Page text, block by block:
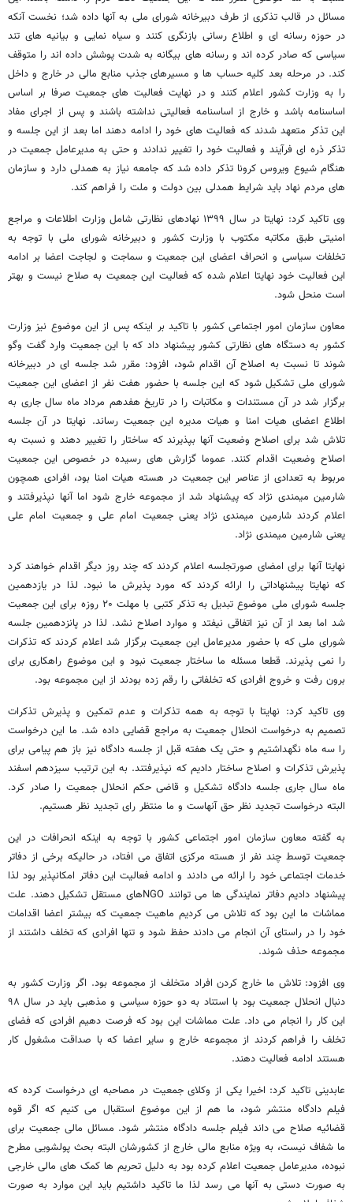
مسائل در قالب تذکری از طرف دبیرخانه شورای ملی به آنها داده شد؛ نخست آنکه
در حوزه رسانه ای و اطلاع رسانی بازنگری کنند و سیاه نمایی و بیانیه های تند
سیاسی که صادر کرده اند و رسانه های بیگانه به شدت پوشش داده اند را متوقف
کند. در مرحله بعد کلیه حساب ها و مسیرهای جذب منابع مالی در خارج و داخل
را به وزارت کشور اعلام کنند و در نهایت فعالیت های جمعیت صرفا بر اساس
اساسنامه باشد و خارج از اساسنامه فعالیتی نداشته باشند و پس از اجرای مفاد
این تذکر متعهد شدند که فعالیت های خود را ادامه دهند اما بعد از این جلسه و
تذکر ذره ای فرآیند و فعالیت خود را تغییر ندادند و حتی به مدیرعامل جمعیت در
هنگام شیوع ویروس کرونا تذکر داده شد که جامعه نیاز به همدلی دارد و سازمان
های مردم نهاد باید شرایط همدلی بین دولت و ملت را فراهم کند.
وی تاکید کرد: نهایتا در سال ۱۳۹۹ نهادهای نظارتی شامل وزارت اطلاعات و مراجع
امنیتی طبق مکاتبه مکتوب با وزارت کشور و دبیرخانه شورای ملی با توجه به
تخلفات سیاسی و انحراف اعضای این جمعیت و سماجت و لجاجت اعضا بر ادامه
این فعالیت خود نهایتا اعلام شده که فعالیت این جمعیت به صلاح نیست و بهتر
است منحل شود.
معاون سازمان امور اجتماعی کشور با تاکید بر اینکه پس از این موضوع نیز وزارت
کشور به دستگاه های نظارتی کشور پیشنهاد داد که با این جمعیت وارد گفت وگو
شوند تا نسبت به اصلاح آن اقدام شود، افزود: مقرر شد جلسه ای در دبیرخانه
شورای ملی تشکیل شود که این جلسه با حضور هفت نفر از اعضای این جمعیت
برگزار شد در آن مستندات و مکاتبات را در تاریخ هفدهم مرداد ماه سال جاری به
اطلاع اعضای هیات امنا و هیات مدیره این جمعیت رساند. نهایتا در آن جلسه
تلاش شد برای اصلاح وضعیت آنها بپذیرند که ساختار را تغییر دهند و نسبت به
اصلاح وضعیت اقدام کنند. عموما گزارش های رسیده در خصوص این جمعیت
مربوط به تعدادی از عناصر این جمعیت در هسته هیات امنا بود، افرادی همچون
شارمین میمندی نژاد که پیشنهاد شد از مجموعه خارج شود اما آنها نپذیرفتند و
اعلام کردند شارمین میمندی نژاد یعنی جمعیت امام علی و جمعیت امام علی
یعنی شارمین میمندی نژاد.
نهایتا آنها برای امضای صورتجلسه اعلام کردند که چند روز دیگر اقدام خواهند کرد
که نهایتا پیشنهاداتی را ارائه کردند که مورد پذیرش ما نبود. لذا در یازدهمین
جلسه شورای ملی موضوع تبدیل به تذکر کتبی با مهلت ۲۰ روزه برای این جمعیت
شد اما بعد از آن نیز اتفاقی نیفتد و موارد اصلاح نشد. لذا در پانزدهمین جلسه
شورای ملی که با حضور مدیرعامل این جمعیت برگزار شد اعلام کردند که تذکرات
را نمی پذیرند. قطعا مسئله ما ساختار جمعیت نبود و این موضوع راهکاری برای
برون رفت و خروج افرادی که تخلفاتی را رقم زده بودند از این مجموعه بود.
وی تاکید کرد: نهایتا با توجه به همه تذکرات و عدم تمکین و پذیرش تذکرات
تصمیم به درخواست انحلال جمعیت به مراجع قضایی داده شد. ما این درخواست
را سه ماه نگهداشتیم و حتی یک هفته قبل از جلسه دادگاه نیز باز هم پیامی برای
پذیرش تذکرات و اصلاح ساختار دادیم که نپذیرفتند. به این ترتیب سیزدهم اسفند
ماه سال جاری جلسه دادگاه تشکیل و قاضی حکم انحلال جمعیت را صادر کرد.
البته درخواست تجدید نظر حق آنهاست و ما منتظر رای تجدید نظر هستیم.
به گفته معاون سازمان امور اجتماعی کشور با توجه به اینکه انحرافات در این
جمعیت توسط چند نفر از هسته مرکزی اتفاق می افتاد، در حالیکه برخی از دفاتر
خدمات اجتماعی خود را ارائه می دادند و ادامه فعالیت این دفاتر امکانپذیر بود لذا
پیشنهاد دادیم دفاتر نمایندگی ها می توانند NGOهای مستقل تشکیل دهند. علت
مماشات ما این بود که تلاش می کردیم ماهیت جمعیت که بیشتر اعضا اقدامات
خود را در راستای آن انجام می دادند حفظ شود و تنها افرادی که تخلف داشتند از
مجموعه حذف شوند.
وی افزود: تلاش ما خارج کردن افراد متخلف از مجموعه بود. اگر وزارت کشور به
دنبال انحلال جمعیت بود با استناد به دو حوزه سیاسی و مذهبی باید در سال ۹۸
این کار را انجام می داد. علت مماشات این بود که فرصت دهیم افرادی که فضای
تخلف را فراهم کردند از مجموعه خارج و سایر اعضا که با صداقت مشغول کار
هستند ادامه فعالیت دهند.
عابدینی تاکید کرد: اخیرا یکی از وکلای جمعیت در مصاحبه ای درخواست کرده که
فیلم دادگاه منتشر شود، ما هم از این موضوع استقبال می کنیم که اگر قوه
قضائیه صلاح می داند فیلم جلسه دادگاه منتشر شود. مسائل مالی جمعیت برای
ما شفاف نیست، به ویژه منابع مالی خارج از کشورشان البته بحث پولشویی مطرح
نبوده، مدیرعامل جمعیت اعلام کرده بود به دلیل تحریم ها کمک های مالی خارجی
به صورت دستی به آنها می رسد لذا ما تاکید داشتیم باید این موارد به صورت